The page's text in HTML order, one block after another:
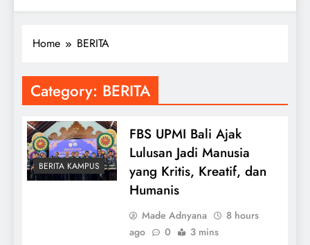
Home BERITA
Category: BERITA
BERITA KAMPUS
FBS UPMI Bali Ajak
Lulusan Jadi Manusia
yang Kritis, Kreatif, dan
Humanis
Made Adnyana
8 hours
ago
0 3 mins